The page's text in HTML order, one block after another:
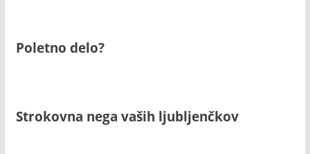
Poletno delo?
Strokovna nega vaših ljubljenčkov